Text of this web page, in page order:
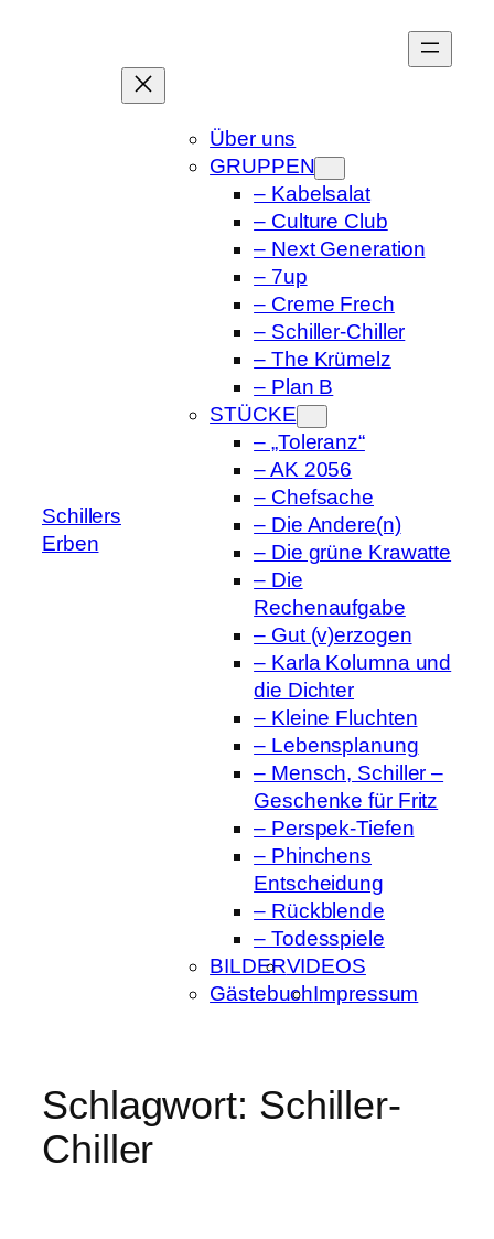
Schillers
Erben
Über uns
GRUPPEN
– Kabelsalat
– Culture Club
– Next Generation
– 7up
– Creme Frech
– Schiller-Chiller
– The Krümelz
– Plan B
STÜCKE
– „Toleranz“
– AK 2056
– Chefsache
– Die Andere(n)
– Die grüne Krawatte
– Die
Rechenaufgabe
– Gut (v)erzogen
– Karla Kolumna und
die Dichter
– Kleine Fluchten
– Lebensplanung
– Mensch, Schiller –
Geschenke für Fritz
– Perspek-Tiefen
– Phinchens
Entscheidung
– Rückblende
– Todesspiele
BILDERVIDEOS
GästebuchImpressum
Schlagwort: Schiller-
Chiller